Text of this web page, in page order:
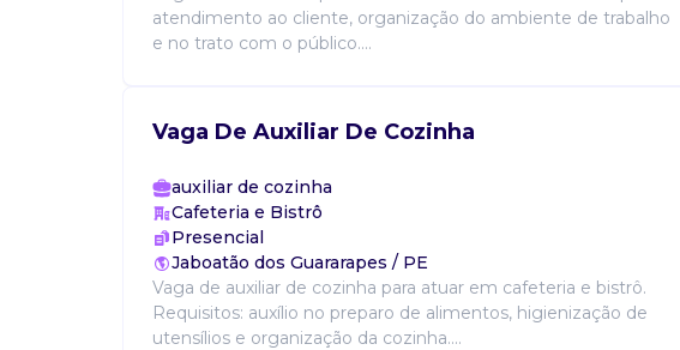
atendimento ao cliente, organização do ambiente de trabalho
e no trato com o público....
Vaga De Auxiliar De Cozinha
auxiliar de cozinha
Cafeteria e Bistrô
Presencial
Jaboatão dos Guararapes / PE
Vaga de auxiliar de cozinha para atuar em cafeteria e bistrô.
Requisitos: auxílio no preparo de alimentos, higienização de
utensílios e organização da cozinha....